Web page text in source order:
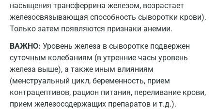
насыщения трансферрина железом, возрастает
железосвязывающая способность сыворотки крови).
Только затем появляются признаки анемии.
ВАЖНО: Уровень железа в сыворотке подвержен
суточным колебаниям (в утренние часы уровень
железа выше), а также иным влияниям
(менструальный цикл, беременность, прием
контрацептивов, рацион питания, переливание крови,
прием железосодержащих препаратов и т.д.).
Пермь
Петрозаводск
Подольск
Псков
Пушкин
Пушкино